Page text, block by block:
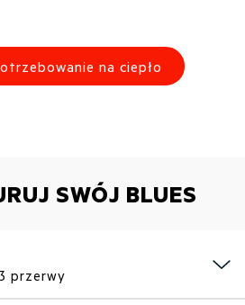
na ciepło
SWÓJ BLUES
przerwy